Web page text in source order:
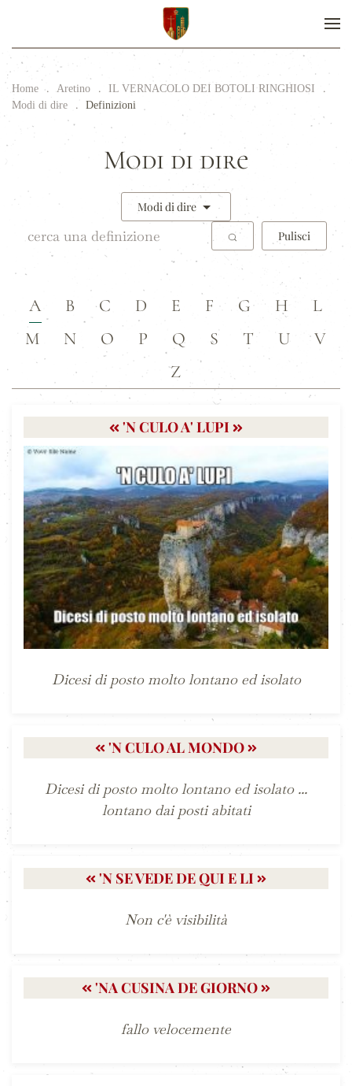
Home Aretino
IL VERNACOLO DEI BOTOLI RINGHIOSI
Modi di dire
Definizioni
Modi di dire
Modi di dire
Pulisci
A B C D E F G H
L
M
N O P Q S T U
V
Z
'N CULO A' LUPI
Dicesi di posto molto lontano ed isolato
'N CULO AL MONDO
Dicesi di posto molto lontano ed isolato ...
lontano dai posti abitati
'N SE VEDE DE QUI E LI
Non c'è visibilità
'NA CUSINA DE GIORNO
fallo velocemente